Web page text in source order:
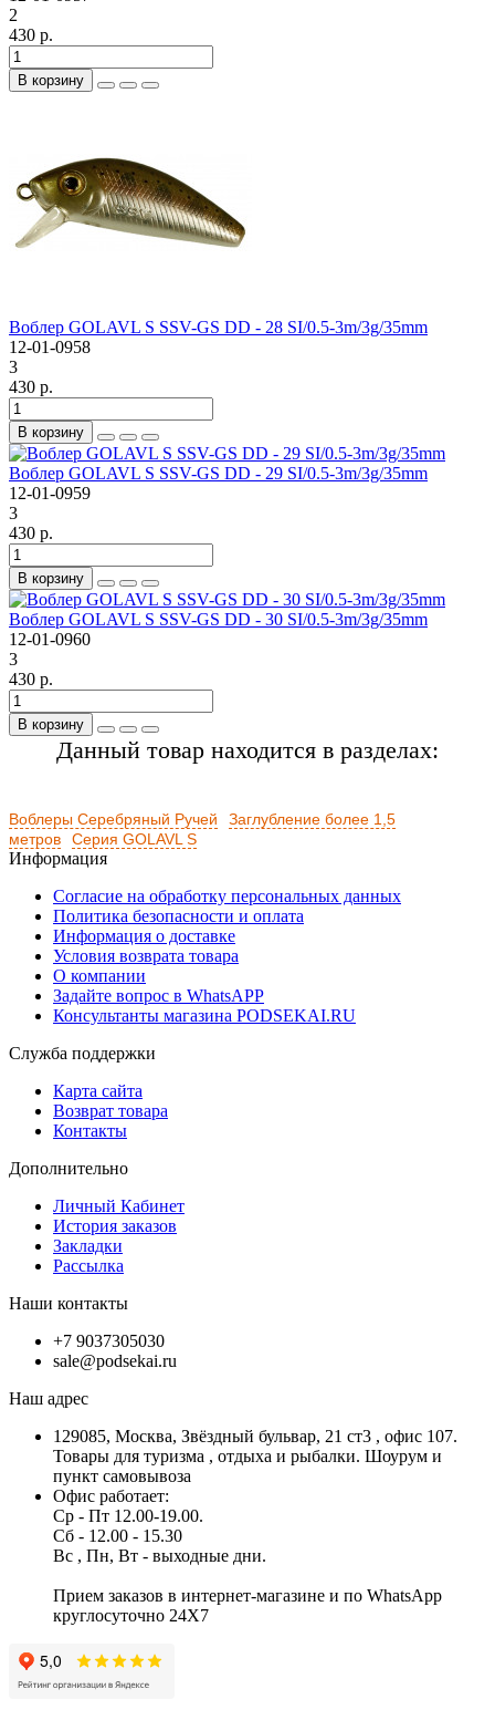
2
430 р.
В корзину
Воблер GOLAVL S SSV-GS DD - 28 SI/0.5-3m/3g/35mm
12-01-0958
3
430 р.
В корзину
Воблер GOLAVL S SSV-GS DD - 29 SI/0.5-3m/3g/35mm
12-01-0959
3
430 р.
В корзину
Воблер GOLAVL S SSV-GS DD - 30 SI/0.5-3m/3g/35mm
12-01-0960
3
430 р.
В корзину
Данный товар находится в разделах:
Воблеры Серебряный Ручей
Заглубление более 1,5
метров
Серия GOLAVL S
Информация
Согласие на обработку персональных данных
Политика безопасности и оплата
Информация о доставке
Условия возврата товара
О компании
Задайте вопрос в WhatsAPP
Консультанты магазина PODSEKAI.RU
Служба поддержки
Карта сайта
Возврат товара
Контакты
Дополнительно
Личный Кабинет
История заказов
Закладки
Рассылка
Наши контакты
+7 9037305030
sale@podsekai.ru
Наш адрес
129085, Москва, Звёздный бульвар, 21 ст3 , офис 107.
Товары для туризма , отдыха и рыбалки. Шоурум и
пункт самовывоза
Офис работает:
Ср - Пт 12.00-19.00.
Сб - 12.00 - 15.30
Вс , Пн, Вт - выходные дни.
Прием заказов в интернет-магазине и по WhatsApp
круглосуточно 24X7